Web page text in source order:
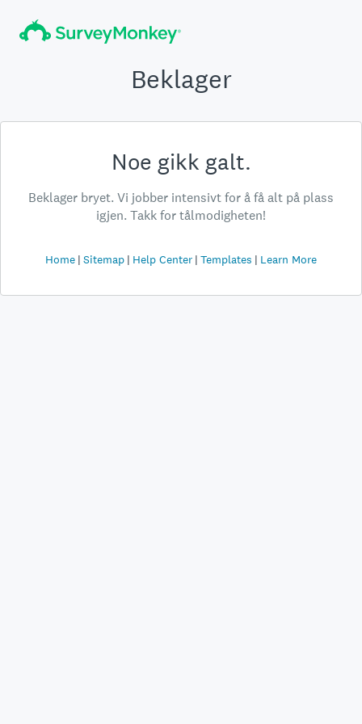
Beklager
Noe gikk galt.
Beklager bryet. Vi jobber intensivt for å få alt på plass
igjen. Takk for tålmodigheten!
Home Sitemap Help Center Templates Learn More